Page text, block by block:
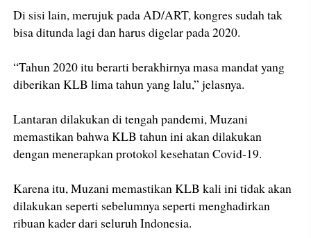
Di sisi lain, merujuk pada AD/ART, kongres sudah tak
bisa ditunda lagi dan harus digelar pada 2020.
“Tahun 2020 itu berarti berakhirnya masa mandat yang
diberikan KLB lima tahun yang lalu,” jelasnya.
Lantaran dilakukan di tengah pandemi, Muzani
memastikan bahwa KLB tahun ini akan dilakukan
dengan menerapkan protokol kesehatan Covid-19.
Karena itu, Muzani memastikan KLB kali ini tidak akan
dilakukan seperti sebelumnya seperti menghadirkan
ribuan kader dari seluruh Indonesia.